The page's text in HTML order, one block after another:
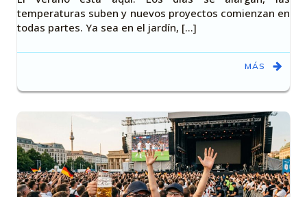
temperaturas suben y nuevos proyectos comienzan en
todas partes. Ya sea en el jardín, [...]
MÁS